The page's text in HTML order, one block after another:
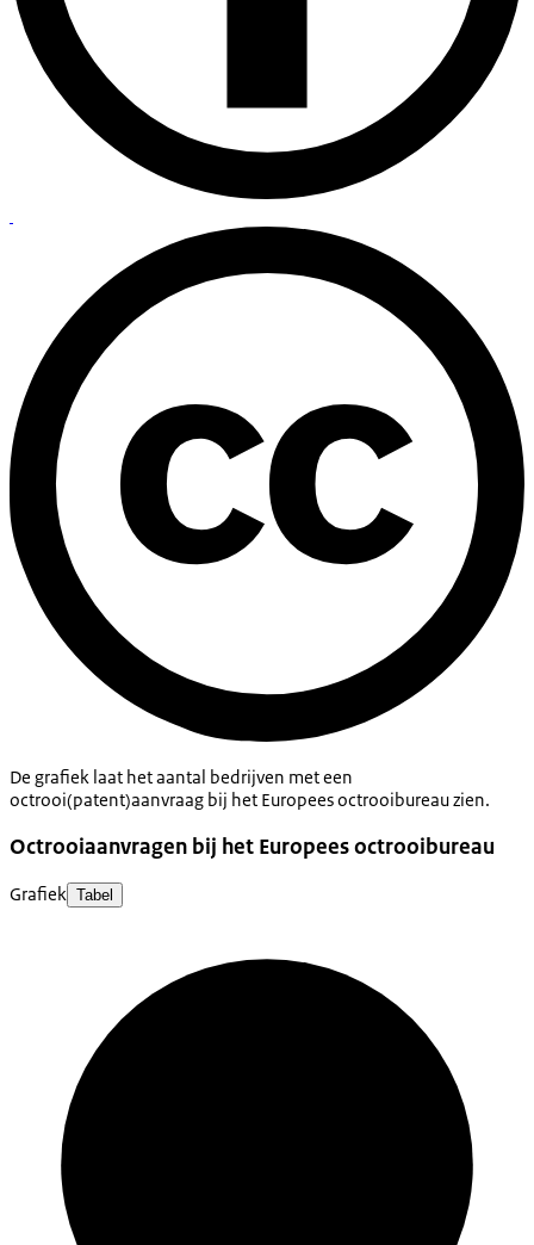
De grafiek laat het aantal bedrijven met een
octrooi(patent)aanvraag bij het Europees octrooibureau zien.
Octrooiaanvragen bij het Europees octrooibureau
Grafiek Tabel